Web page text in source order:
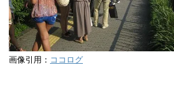
画像引用： ココログ